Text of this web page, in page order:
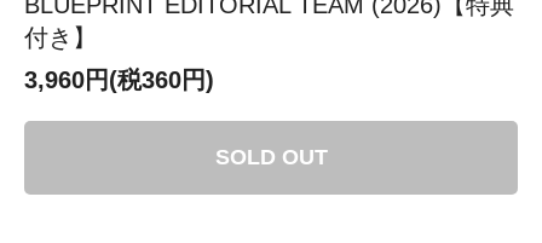
付き】
3,960円(税360円)
SOLD OUT